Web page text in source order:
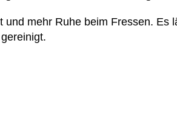
mehr Ruhe beim Fressen.